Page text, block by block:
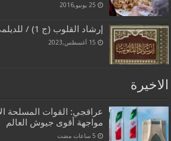
25 يونيو,2016
إرشاد القلوب (ج 1) / للديلمي
15 أغسطس,2023
الاخيرة
عراقجي: القوات المسلحة
مواجهة أقوى جيوش العالم